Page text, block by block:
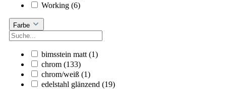
Working (6)
Farbe
bimsstein matt (1)
chrom (133)
chrom/weiß (1)
edelstahl glänzend (19)